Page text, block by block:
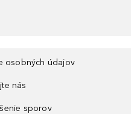
osobných údajov
nás
sporov